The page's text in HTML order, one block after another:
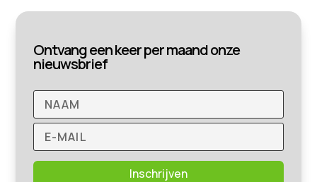
Ontvang een keer per maand onze
nieuwsbrief
Inschrijven